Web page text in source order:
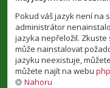
Pokud váš jazyk není na
administrátor
jazyka nepřeložil.
může nainstalovat
jazyku neexistuje,
můžete najít na webu
Nahoru